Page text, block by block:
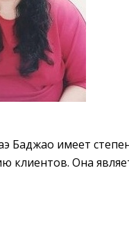
Баджао имеет
клиентов. Она